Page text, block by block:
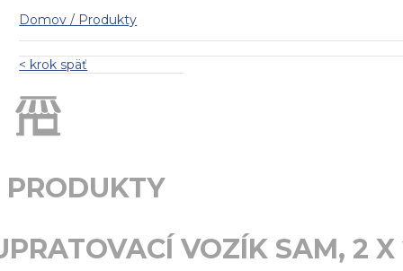
Domov / Produkty
< krok späť
PRODUKTY
VOZÍK SAM, 2 X